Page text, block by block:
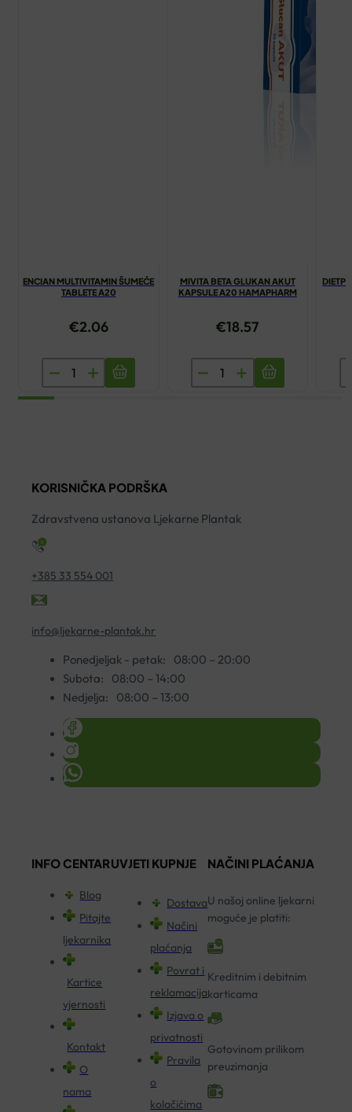
ENCIAN MULTIVITAMIN ŠUMEĆE
TABLETE A20
€2.06
ENCIAN
MULTIVITAMIN
MIVITA BETA GLUKAN AKUT
KAPSULE A20 HAMAPHARM
€18.57
MIVITA
BETA
količina
KORISNIČKA PODRŠKA
Zdravstvena ustanova Ljekarne Plantak
+385 33 554 001
info@ljekarne-plantak.hr
Ponedjeljak - petak:
08:00 – 20:00
Subota:
08:00 – 14:00
Nedjelja:
08:00 – 13:00
INFO CENTAR
Blog
Pitajte
ljekarnika
Kartice
vjernosti
Kontakt
O
nama
UVJETI KUPNJE
Dostava
Načini
plaćanja
Povrat i
reklamacija
Izjava o
privatnosti
Pravila
o
kolačićima
NAČINI PLAĆANJA
U našoj online ljekarni
moguće je platiti:
Kreditnim i debitnim
karticama
Gotovinom prilikom
preuzimanja